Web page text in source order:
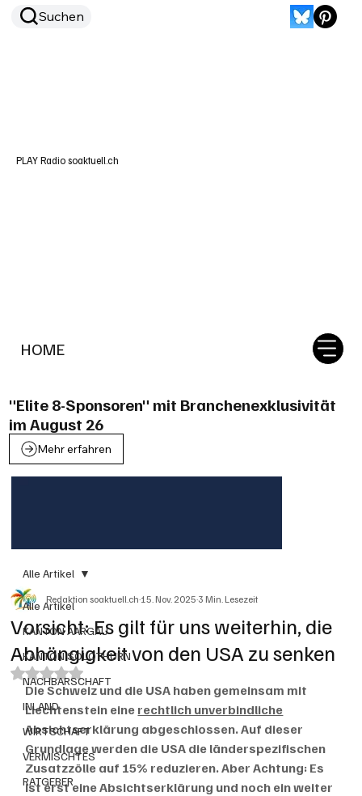
HOME
Suchen
PLAY Radio soaktuell.ch
"Elite 8-Sponsoren" mit Branchenexklusivität
im August 26
Mehr erfahren
Alle Artikel
KANTON AARGAU
KANTON SOLOTHURN
NACHBARSCHAFT
INLAND
WIRTSCHAFT
VERMISCHTES
RATGEBER
Alle Artikel
Vorsicht: Es gilt für uns weiterhin, die
Abhängigkeit von den USA zu senken
Redaktion soaktuell.ch15. Nov. 20253 Min. Lesezeit
Mit NaN von 5 Sternen bewertet.
Die Schweiz und die USA haben gemeinsam mit
Liechtenstein eine rechtlich unverbindliche
Absichtserklärung abgeschlossen. Auf dieser
Grundlage werden die USA die länderspezifischen
Zusatzzölle auf 15% reduzieren. Aber Achtung: Es
ist erst eine Absichtserklärung und noch ein weiter